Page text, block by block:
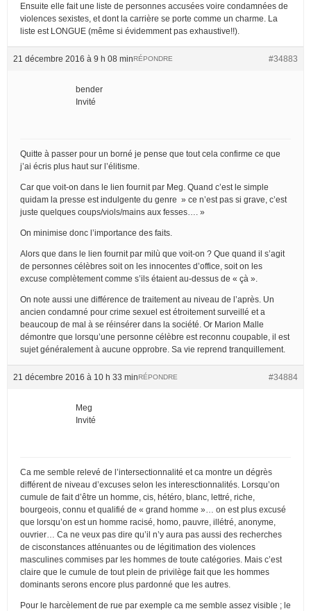
Ensuite elle fait une liste de personnes accusées voire condamnées de
violences sexistes, et dont la carrière se porte comme un charme. La
liste est LONGUE (même si évidemment pas exhaustive!!).
21 décembre 2016 à 9 h 08 min #34883
RÉPONDRE
bender
Invité
Quitte à passer pour un borné je pense que tout cela confirme ce que
j’ai écris plus haut sur l’élitisme.
Car que voit-on dans le lien fournit par Meg. Quand c’est le simple
quidam la presse est indulgente du genre » ce n’est pas si grave, c’est
juste quelques coups/viols/mains aux fesses…. »
On minimise donc l’importance des faits.
Alors que dans le lien fournit par milù que voit-on ? Que quand il s’agit
de personnes célèbres soit on les innocentes d’office, soit on les
excuse complètement comme s’ils étaient au-dessus de « çà ».
On note aussi une différence de traitement au niveau de l’après. Un
ancien condamné pour crime sexuel est étroitement surveillé et a
beaucoup de mal à se réinsérer dans la société. Or Marion Malle
démontre que lorsqu’une personne célèbre est reconnu coupable, il est
sujet généralement à aucune opprobre. Sa vie reprend tranquillement.
21 décembre 2016 à 10 h 33 min #34884
RÉPONDRE
Meg
Invité
Ca me semble relevé de l’intersectionnalité et ca montre un dégrès
différent de niveau d’excuses selon les interesctionnalités. Lorsqu’on
cumule de fait d’être un homme, cis, hétéro, blanc, lettré, riche,
bourgeois, connu et qualifié de « grand homme »… on est plus excusé
que lorsqu’on est un homme racisé, homo, pauvre, illétré, anonyme,
ouvrier… Ca ne veux pas dire qu’il n’y aura pas aussi des recherches
de cisconstances atténuantes ou de légitimation des violences
masculines commises par les hommes de toute catégories. Mais c’est
claire que le cumule de tout plein de privilège fait que les hommes
dominants serons encore plus pardonné que les autres.
Pour le harcèlement de rue par exemple ca me semble assez visible ; le